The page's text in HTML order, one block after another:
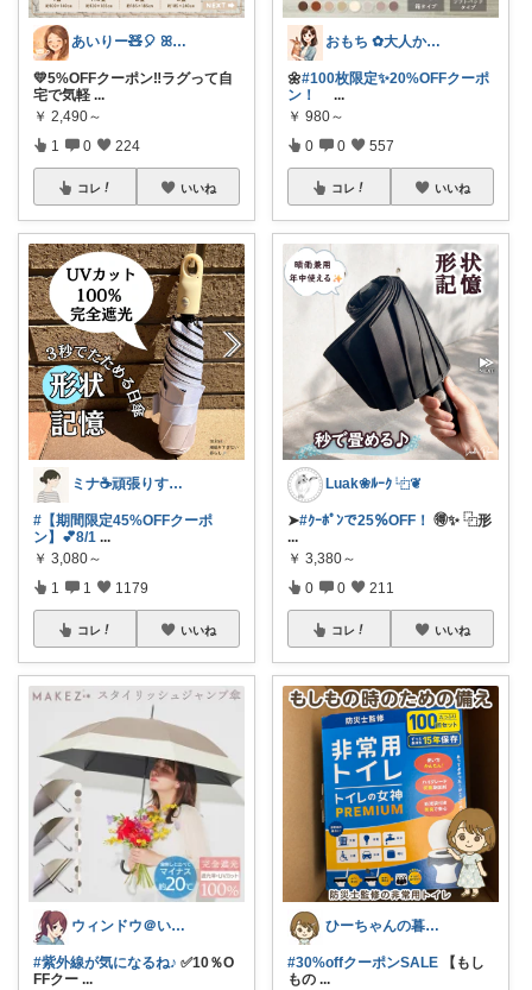
あいりー🧸🎈 ꕤ毎日を快適にꕤ
💛5%OFFクーポン‼️ラグって自
宅で気軽 ...
￥ 2,490～
1 0 224
コレ いいね
ミナ☕️頑張りすぎない暮らし🏠
#【期間限定45%OFFクーポ
ン】💕8/1 ...
￥ 3,080～
1 1 1179
コレ いいね
ウィンドウ＠いつもありがとうございます♪
#紫外線が気になるね♪ ✅10％O
FFクー ...
おもち ✿大人かわいい×暮らし
🌼#100枚限定✨20%OFFクーポ
ン！
...
￥ 980～
0 0 557
コレ いいね
Luak❀ﾙｰｸ ⿻❦
➤#ｸｰﾎﾟﾝで25％OFF！ 🉐✨ ⿻形
...
￥ 3,380～
0 0 211
コレ いいね
ひーちゃんの暮らしと服ROOM🌷
#30%offクーポンSALE 【もし
もの ...